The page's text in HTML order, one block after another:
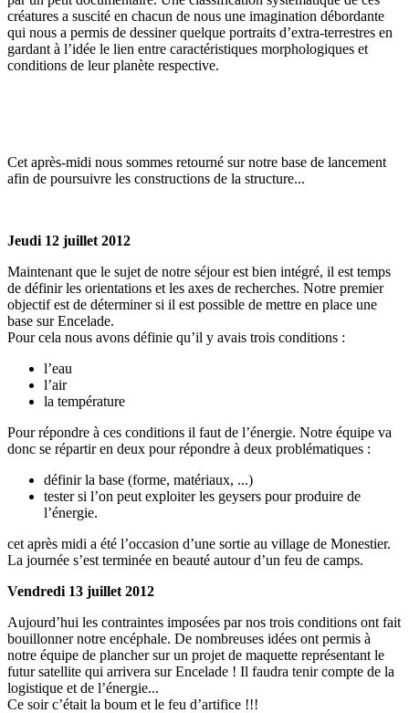
créatures a suscité en chacun de nous une imagination débordante
qui nous a permis de dessiner quelque portraits d’extra-terrestres en
gardant à l’idée le lien entre caractéristiques morphologiques et
conditions de leur planète respective.
Cet après-midi nous sommes retourné sur notre base de lancement
afin de poursuivre les constructions de la structure...
Jeudi 12 juillet 2012
Maintenant que le sujet de notre séjour est bien intégré, il est temps
de définir les orientations et les axes de recherches. Notre premier
objectif est de déterminer si il est possible de mettre en place une
base sur Encelade.
Pour cela nous avons définie qu’il y avais trois conditions :
l’eau
l’air
la température
Pour répondre à ces conditions il faut de l’énergie. Notre équipe va
donc se répartir en deux pour répondre à deux problématiques :
définir la base (forme, matériaux, ...)
tester si l’on peut exploiter les geysers pour produire de
l’énergie.
cet après midi a été l’occasion d’une sortie au village de Monestier.
La journée s’est terminée en beauté autour d’un feu de camps.
Vendredi 13 juillet 2012
Aujourd’hui les contraintes imposées par nos trois conditions ont fait
bouillonner notre encéphale. De nombreuses idées ont permis à
notre équipe de plancher sur un projet de maquette représentant le
futur satellite qui arrivera sur Encelade ! Il faudra tenir compte de la
logistique et de l’énergie...
Ce soir c’était la boum et le feu d’artifice !!!